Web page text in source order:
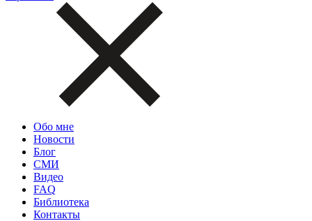
Обо мне
Новости
Блог
СМИ
Видео
FAQ
Библиотека
Контакты